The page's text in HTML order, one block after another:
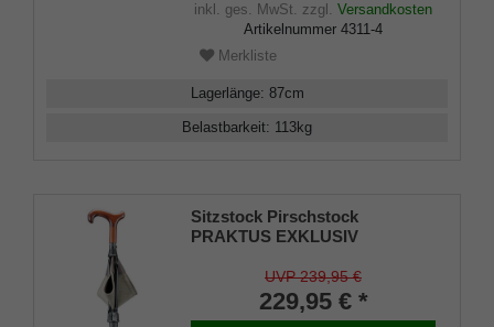
inkl. ges. MwSt. zzgl. Versandkosten
Artikelnummer 4311-4
Merkliste
Lagerlänge: 87cm
Belastbarkeit: 113kg
Sitzstock Pirschstock
PRAKTUS EXKLUSIV
Buchenholz, aufklappbare
Sitzfläche aus Rindsleder,
Tellerzwinge für weiche Böden.
UVP 239,95 €
229,95 € *